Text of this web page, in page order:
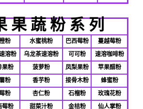
果蔬粉系列
粉 水蜜桃粉 巴西莓粉
蔓越莓粉
溶粉 乌龙茶速溶粉 可可粉
速溶咖啡粉
果粉 菠萝粉 凤梨果粉
苹果醋粉
粉 香芋粉 接骨木粉
蜂蜜粉
粉 杏仁粉 石榴粉
玫瑰花粉
莓粉 甜菜汁粉 金桔粉
仙人掌粉